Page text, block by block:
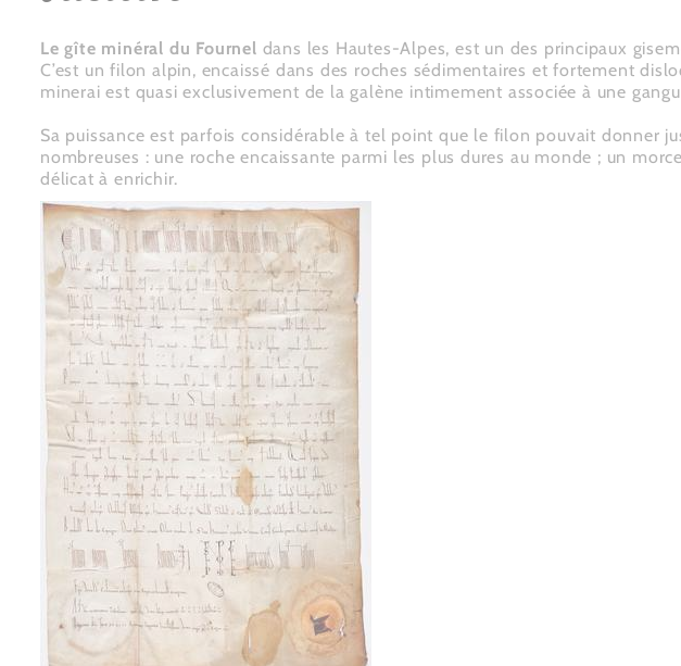
Le gîte minéral du Fournel dans les Hautes-Alpes, est un des principaux
C’est un filon alpin, encaissé dans des roches sédimentaires et fortement
minerai est quasi exclusivement de la galène intimement associée à une
Sa puissance est parfois considérable à tel point que le filon pouvait donner
nombreuses : une roche encaissante parmi les plus dures au monde ; un
délicat à enrichir.